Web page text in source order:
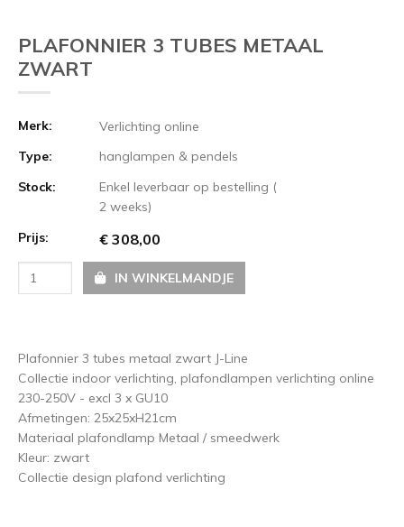
PLAFONNIER 3 TUBES METAAL
ZWART
Merk:
Verlichting online
Type:
hanglampen & pendels
Stock:
Enkel leverbaar op bestelling (
2 weeks)
Prijs:
€ 308,00
IN WINKELMANDJE
Plafonnier 3 tubes metaal zwart J-Line
Collectie indoor verlichting, plafondlampen verlichting online
230-250V - excl 3 x GU10
Afmetingen: 25x25xH21cm
Materiaal plafondlamp Metaal / smeedwerk
Kleur: zwart
Collectie design plafond verlichting